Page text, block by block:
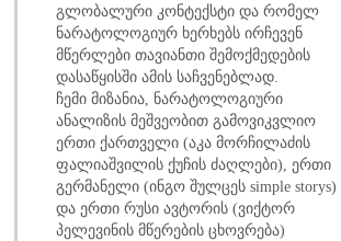
გლობალური კონტექსტი და რომელ
ნარატოლოგიურ ხერხებს ირჩევენ
მწერლები თავიანთი შემოქმედების
დასაწყისში ამის საჩვენებლად.
ჩემი მიზანია, ნარატოლოგიური
ანალიზის მეშვეობით გამოვიკვლიო
ერთი ქართველი (აკა მორჩილაძის
ფალიაშვილის ქუჩის ძაღლები), ერთი
გერმანელი (ინგო შულცეს simple storys)
და ერთი რუსი ავტორის (ვიქტორ
პელევინის მწერების ცხოვრება)